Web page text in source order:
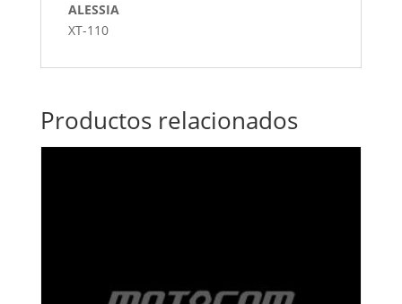
ALESSIA
XT-110
Productos relacionados